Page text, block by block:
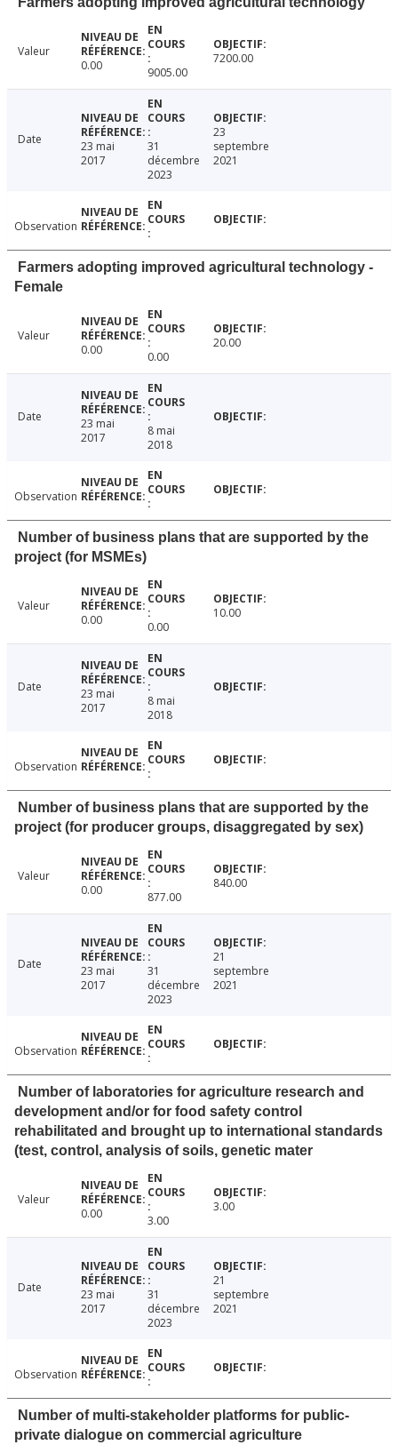
Valeur
0.00
9005.00
7200.00
Date
23 mai
2017
31
décembre
2023
23
septembre
2021
Observation
Farmers adopting improved agricultural technology -
Female
Valeur
0.00
0.00
20.00
Date
23 mai
2017
8 mai
2018
Observation
Number of business plans that are supported by the
project (for MSMEs)
Valeur
0.00
0.00
10.00
Date
23 mai
2017
8 mai
2018
Observation
Number of business plans that are supported by the
project (for producer groups, disaggregated by sex)
Valeur
0.00
877.00
840.00
Date
23 mai
2017
31
décembre
2023
21
septembre
2021
Observation
Number of laboratories for agriculture research and
development and/or for food safety control
rehabilitated and brought up to international standards
(test, control, analysis of soils, genetic mater
Valeur
0.00
3.00
3.00
Date
23 mai
2017
31
décembre
2023
21
septembre
2021
Observation
Number of multi-stakeholder platforms for public-
private dialogue on commercial agriculture